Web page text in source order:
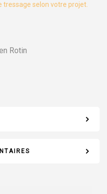
tressage selon votre projet.
Rotin